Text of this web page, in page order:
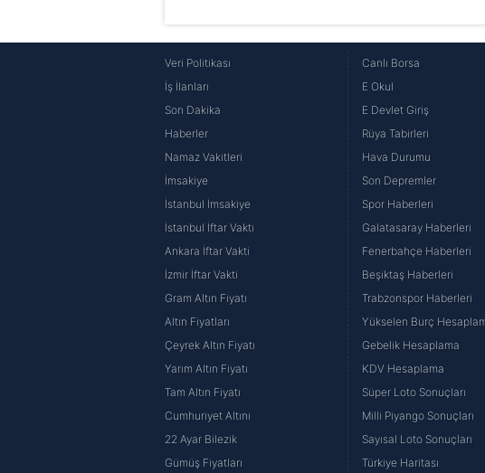
Veri Politikası
İş İlanları
Son Dakika
Haberler
Namaz Vakitleri
İmsakiye
İstanbul İmsakiye
İstanbul İftar Vakti
Ankara İftar Vakti
İzmir İftar Vakti
Gram Altın Fiyatı
Altın Fiyatları
Çeyrek Altın Fiyatı
Yarım Altın Fiyatı
Tam Altın Fiyatı
Cumhuriyet Altını
22 Ayar Bilezik
Gümüş Fiyatları
Canlı Borsa
E Okul
E Devlet Giriş
Rüya Tabirleri
Hava Durumu
Son Depremler
Spor Haberleri
Galatasaray Haberleri
Fenerbahçe Haberleri
Beşiktaş Haberleri
Trabzonspor Haberleri
Yükselen Burç
Gebelik Hesaplama
KDV Hesaplama
Süper Loto Sonuçları
Milli Piyango Sonuçları
Sayısal Loto Sonuçları
Türkiye Haritası